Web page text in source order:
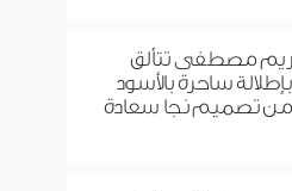
ريم مصطفى تتألق
بإطلالة ساحرة بالأسود
من تصميم نجا سعادة